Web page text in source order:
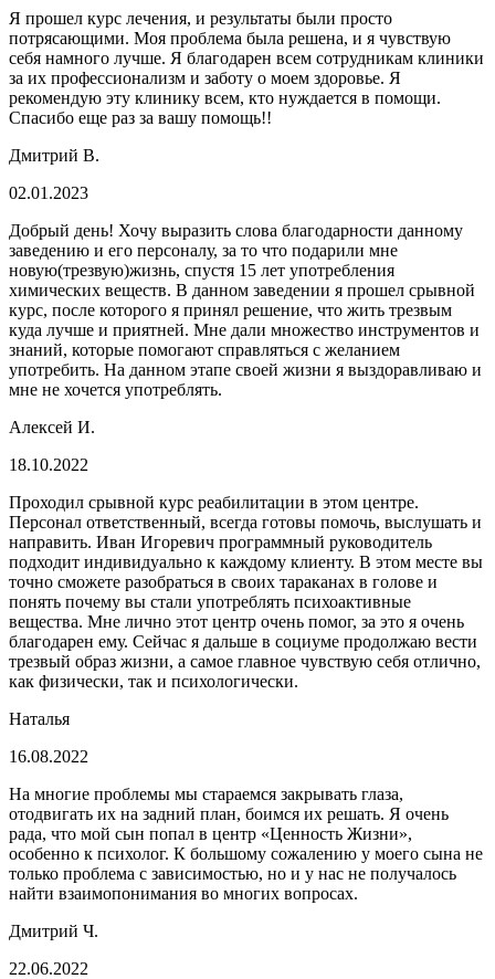
Я прошел курс лечения, и результаты были просто
потрясающими. Моя проблема была решена, и я чувствую
себя намного лучше. Я благодарен всем сотрудникам клиники
за их профессионализм и заботу о моем здоровье. Я
рекомендую эту клинику всем, кто нуждается в помощи.
Спасибо еще раз за вашу помощь!!
Дмитрий В.
02.01.2023
Добрый день! Хочу выразить слова благодарности данному
заведению и его персоналу, за то что подарили мне
новую(трезвую)жизнь, спустя 15 лет употребления
химических веществ. В данном заведении я прошел срывной
курс, после которого я принял решение, что жить трезвым
куда лучше и приятней. Мне дали множество инструментов и
знаний, которые помогают справляться с желанием
употребить. На данном этапе своей жизни я выздоравливаю и
мне не хочется употреблять.
Алексей И.
18.10.2022
Проходил срывной курс реабилитации в этом центре.
Персонал ответственный, всегда готовы помочь, выслушать и
направить. Иван Игоревич программный руководитель
подходит индивидуально к каждому клиенту. В этом месте вы
точно сможете разобраться в своих тараканах в голове и
понять почему вы стали употреблять психоактивные
вещества. Мне лично этот центр очень помог, за это я очень
благодарен ему. Сейчас я дальше в социуме продолжаю вести
трезвый образ жизни, а самое главное чувствую себя отлично,
как физически, так и психологически.
Наталья
16.08.2022
На многие проблемы мы стараемся закрывать глаза,
отодвигать их на задний план, боимся их решать. Я очень
рада, что мой сын попал в центр «Ценность Жизни»,
особенно к психолог. К большому сожалению у моего сына не
только проблема с зависимостью, но и у нас не получалось
найти взаимопонимания во многих вопросах.
Дмитрий Ч.
22.06.2022